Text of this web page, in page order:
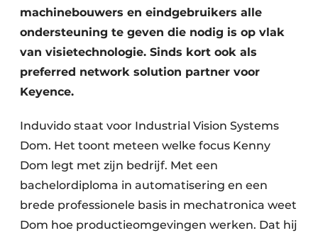
machinebouwers en eindgebruikers alle
ondersteuning te geven die nodig is op vlak
van visietechnologie. Sinds kort ook als
preferred network solution partner voor
Keyence.
Induvido staat voor Industrial Vision Systems
Dom. Het toont meteen welke focus Kenny
Dom legt met zijn bedrijf. Met een
bachelordiploma in automatisering en een
brede professionele basis in mechatronica weet
Dom hoe productieomgevingen werken. Dat hij